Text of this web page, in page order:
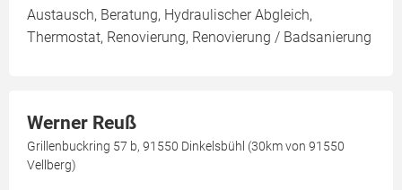
Austausch, Beratung, Hydraulischer Abgleich,
Thermostat, Renovierung, Renovierung / Badsanierung
Werner Reuß
Grillenbuckring 57 b, 91550 Dinkelsbühl (30km von 91550
Vellberg)